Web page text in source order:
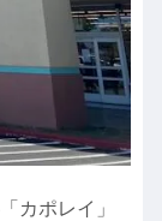
カポレイ」